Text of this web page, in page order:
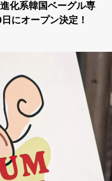
化系韓国ベーグル専
にオープン決定！